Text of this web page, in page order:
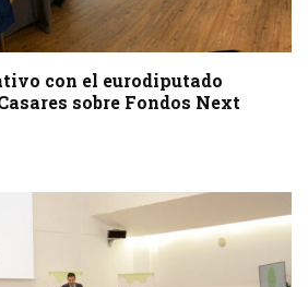
con el eurodiputado
sobre Fondos Next